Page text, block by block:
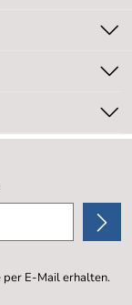
E-Mail erhalten.